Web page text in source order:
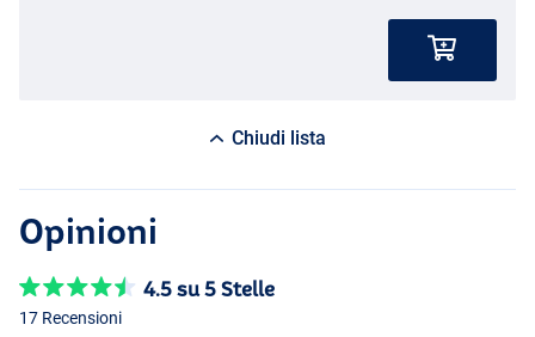
Chiudi lista
Opinioni
4.5 su 5 Stelle
17 Recensioni